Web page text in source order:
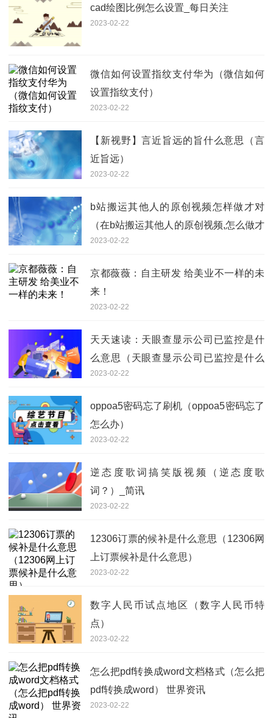
cad绘图比例怎么设置_每日关注
2023-02-22
微信如何设置指纹支付华为（微信如何
设置指纹支付）
2023-02-22
【新视野】言近旨远的旨什么意思（言
近旨远）
2023-02-22
b站搬运其他人的原创视频怎样做才对
（在b站搬运其他人的原创视频,怎么做才
对）_全球聚焦
2023-02-22
京都薇薇：自主研发 给美业不一样的未
来！
2023-02-22
天天速读：天眼查显示公司已监控是什
么意思（天眼查显示公司已监控是什么
意思）
2023-02-22
oppoa5密码忘了刷机（oppoa5密码忘了
怎么办）
2023-02-22
逆态度歌词搞笑版视频（逆态度歌
词？）_简讯
2023-02-22
12306订票的候补是什么意思（12306网
上订票候补是什么意思）
2023-02-22
数字人民币试点地区（数字人民币特
点）
2023-02-22
怎么把pdf转换成word文档格式（怎么把
pdf转换成word） 世界资讯
2023-02-22